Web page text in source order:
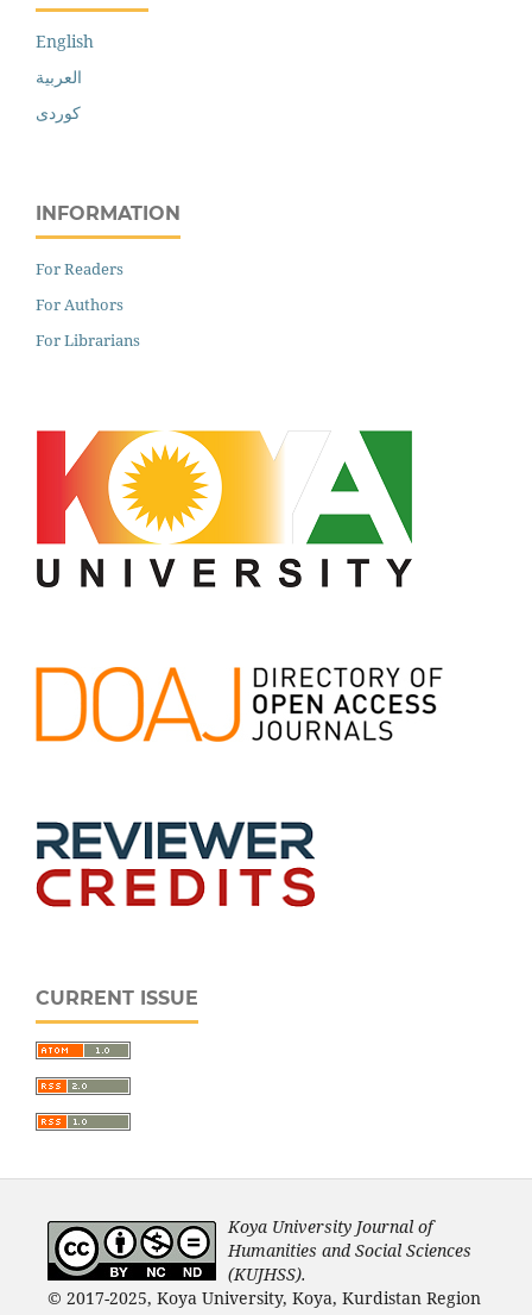
English
العربية
کوردی
INFORMATION
For Readers
For Authors
For Librarians
CURRENT ISSUE
Koya University Journal of
Humanities and Social Sciences
(KUJHSS).
© 2017-2025, Koya University, Koya, Kurdistan Region